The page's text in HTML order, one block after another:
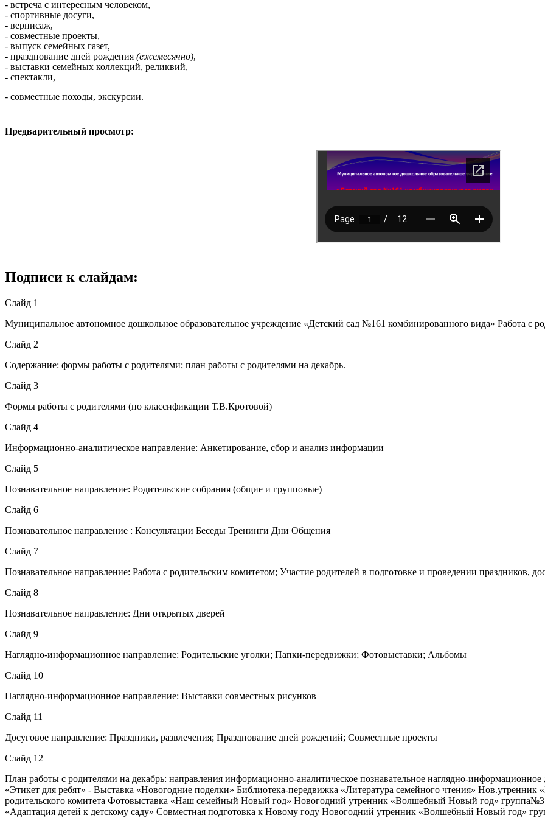
- встреча с интересным человеком,
- спортивные досуги,
- вернисаж,
- совместные проекты,
- выпуск семейных газет,
- празднование дней рождения (ежемесячно),
- выставки семейных коллекций, реликвий,
- спектакли,
- совместные походы, экскурсии.
Предварительный просмотр:
Подписи к слайдам:
Слайд 1
Муниципальное автономное дошкольное образовательное учреждение «Детский сад №161 комбинированного вида» Работа с
Слайд 2
Содержание: формы работы с родителями; план работы с родителями на декабрь.
Слайд 3
Формы работы с родителями (по классификации Т.В.Кротовой)
Слайд 4
Информационно-аналитическое направление: Анкетирование, сбор и анализ информации
Слайд 5
Познавательное направление: Родительские собрания (общие и групповые)
Слайд 6
Познавательное направление : Консультации Беседы Тренинги Дни Общения
Слайд 7
Познавательное направление: Работа с родительским комитетом; Участие родителей в подготовке и проведении праздников,
Слайд 8
Познавательное направление: Дни открытых дверей
Слайд 9
Наглядно-информационное направление: Родительские уголки; Папки-передвижки; Фотовыставки; Альбомы
Слайд 10
Наглядно-информационное направление: Выставки совместных рисунков
Слайд 11
Досуговое направление: Праздники, развлечения; Празднование дней рождений; Совместные проекты
Слайд 12
План работы с родителями на декабрь: направления информационно-аналитическое познавательное наглядно-
«Этикет для ребят» - Выставка «Новогодние поделки» Библиотека-передвижка «Литература семейного чтения»
родительского комитета Фотовыставка «Наш семейный Новый год» Новогодний утренник «Волшебный Новый год»
«Адаптация детей к детскому саду» Совместная подготовка к Новому году Новогодний утренник «Волшебный Новый год»